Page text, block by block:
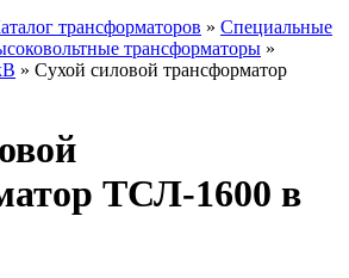
трансформаторов » Специальные
трансформаторы »
» Сухой силовой трансформатор
ТСЛ-1600 в